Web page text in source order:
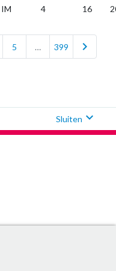
IM 4 16
5 … 399 chevron_right
Sluiten expand_more